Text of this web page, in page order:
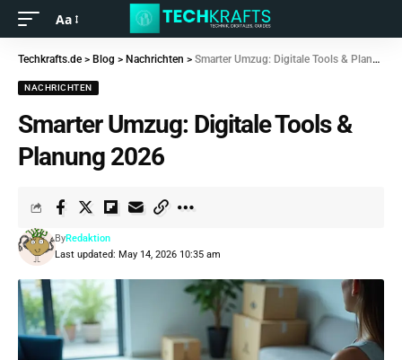
Aa
Techkrafts.de > Blog > Nachrichten > Smarter Umzug: Digitale Tools & Planung 2026
NACHRICHTEN
Smarter Umzug: Digitale Tools &
Planung 2026
Last updated: May 14, 2026 10:35 am
ByRedaktion